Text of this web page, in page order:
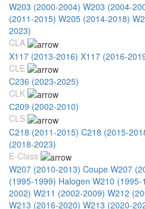
W203 (2000-2004) W203 (2004-
(2011-2015) W205 (2014-2018)
2023)
CLA
X117 (2013-2016) X117 (2016-
CLE
C236 (2023-2025)
CLK
С209 (2002-2010)
CLS
C218 (2011-2015) C218 (2015-
(2018-2023)
E-Class
W207 (2010-2013) Coupe W207
(1995-1999) Halogen W210 (1995-
2002) W211 (2002-2009) W212
W213 (2016-2020) W213 (2020-